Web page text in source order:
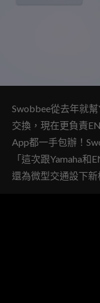
Swobbee從去年就
交換，現在更負責
App都一手包辦！
「這次跟Yamaha和
還為微型交通設下新